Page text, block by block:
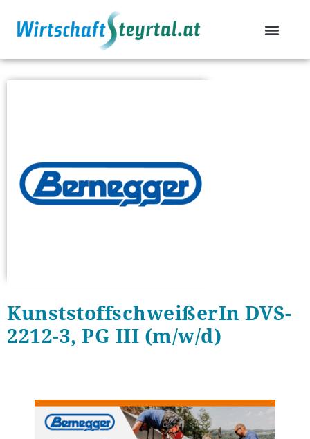
KunststoffschweißerIn DVS-
2212-3, PG III (m/w/d)